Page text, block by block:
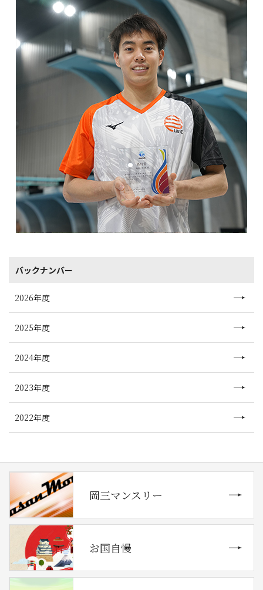
バックナンバー
2026年度
2025年度
2024年度
2023年度
2022年度
岡三マンスリー
お国自慢